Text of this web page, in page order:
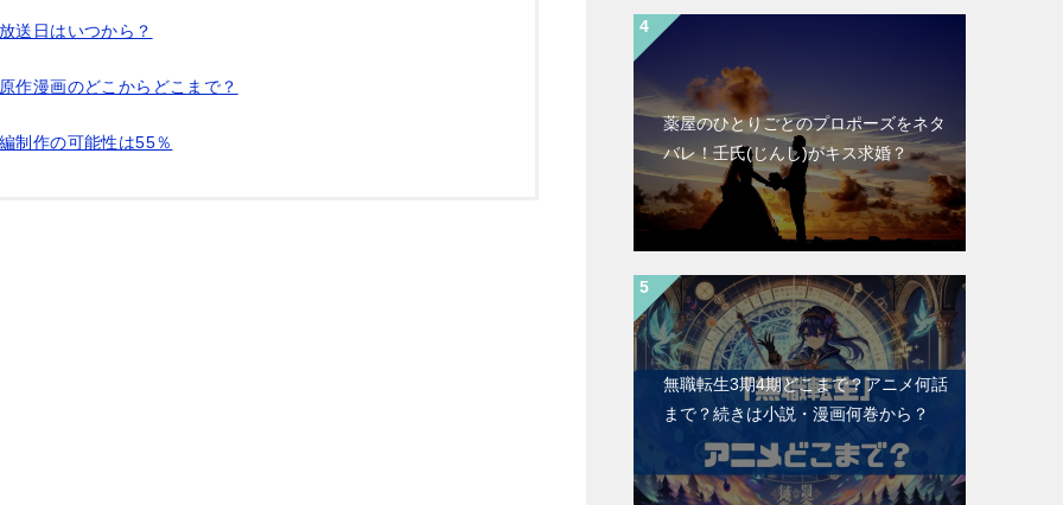
送日はいつから？
作漫画のどこからどこまで？
制作の可能性は55％
薬屋のひとりごとのプロポーズをネタ
バレ！壬氏(じんし)がキス求婚？
無職転生3期4期どこまで？アニメ何話
まで？続きは小説・漫画何巻から？